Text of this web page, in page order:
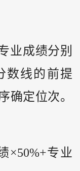
业成绩分别
数线的前提
确定位次。
×50%+专业